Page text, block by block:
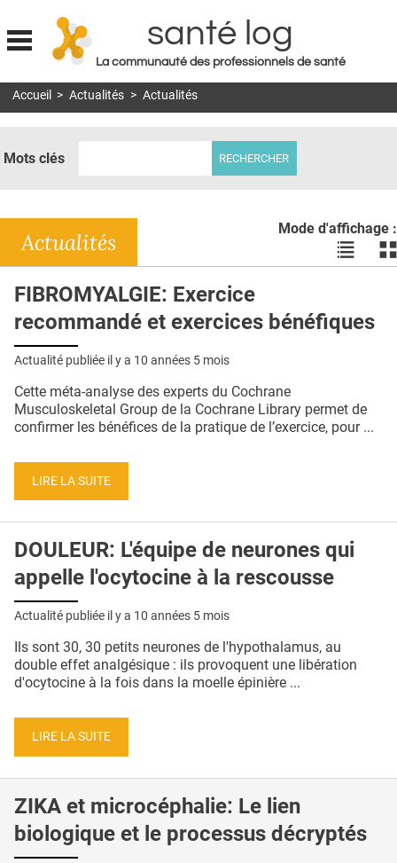
Jump to navigation
santé log
La communauté des professionnels de santé
MON COMPTE
DOSSIERS
RÉSEAUX
E-REVUE SAD
QUI SOMMES-NOUS ?
CONDITIONS GÉNÉRALES
CRÉDITS
Accueil > Actualités > Actualités
Mots clés
Mode d'affichage :
Voir
les
liste
les
Actualités
FIBROMYALGIE: Exercice
recommandé et exercices bénéfiques
Actualité publiée il y a 10 années 5 mois
Cette méta-analyse des experts du Cochrane
Musculoskeletal Group de la Cochrane Library permet de
confirmer les bénéfices de la pratique de l’exercice, pour ...
LIRE LA SUITE
DOULEUR: L'équipe de neurones qui
appelle l'ocytocine à la rescousse
Actualité publiée il y a 10 années 5 mois
Ils sont 30, 30 petits neurones de l'hypothalamus, au
double effet analgésique : ils provoquent une libération
d'ocytocine à la fois dans la moelle épinière ...
LIRE LA SUITE
ZIKA et microcéphalie: Le lien
biologique et le processus décryptés